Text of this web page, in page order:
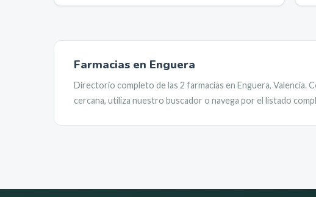
Farmacias en Enguera
Directorio completo de las 2 farmacias en Enguera, Valencia.
cercana, utiliza nuestro buscador o navega por el listado